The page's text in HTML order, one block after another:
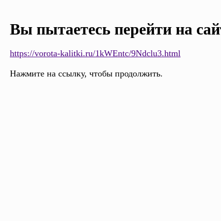
Вы пытаетесь перейти на
https://vorota-kalitki.ru/1kWEntc/9Ndclu3.html
Нажмите на ссылку, чтобы продолжить.